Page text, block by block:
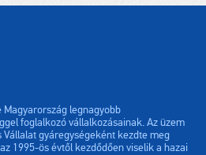
Magyarország legnagyobb
foglalkozó vállalkozásainak. Az üzem
gyáregységeként kezdte meg
1995-ös évtől kezdődően viselik a hazai